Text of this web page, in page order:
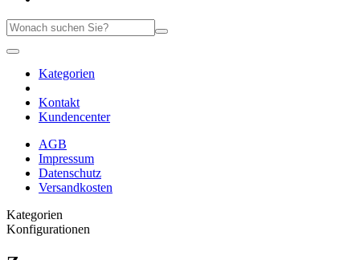
Kategorien
Kontakt
Kundencenter
AGB
Impressum
Datenschutz
Versandkosten
Kategorien
Konfigurationen